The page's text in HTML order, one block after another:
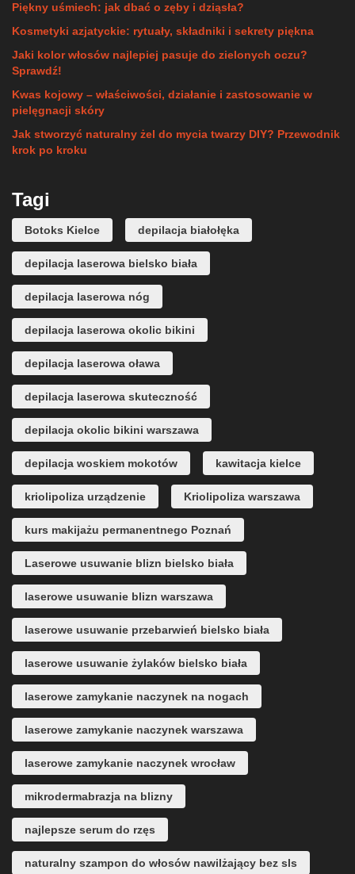
Piękny uśmiech: jak dbać o zęby i dziąsła?
Kosmetyki azjatyckie: rytuały, składniki i sekrety piękna
Jaki kolor włosów najlepiej pasuje do zielonych oczu?
Sprawdź!
Kwas kojowy – właściwości, działanie i zastosowanie w
pielęgnacji skóry
Jak stworzyć naturalny żel do mycia twarzy DIY? Przewodnik
krok po kroku
Tagi
Botoks Kielce depilacja białołęka
depilacja laserowa bielsko biała
depilacja laserowa nóg
depilacja laserowa okolic bikini
depilacja laserowa oława
depilacja laserowa skuteczność
depilacja okolic bikini warszawa
depilacja woskiem mokotów kawitacja kielce
kriolipoliza urządzenie Kriolipoliza warszawa
kurs makijażu permanentnego Poznań
Laserowe usuwanie blizn bielsko biała
laserowe usuwanie blizn warszawa
laserowe usuwanie przebarwień bielsko biała
laserowe usuwanie żylaków bielsko biała
laserowe zamykanie naczynek na nogach
laserowe zamykanie naczynek warszawa
laserowe zamykanie naczynek wrocław
mikrodermabrazja na blizny
najlepsze serum do rzęs
naturalny szampon do włosów nawilżający bez sls